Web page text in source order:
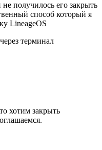
получилось его закрыть
способ который я
LineageOS
терминал
хотим закрыть